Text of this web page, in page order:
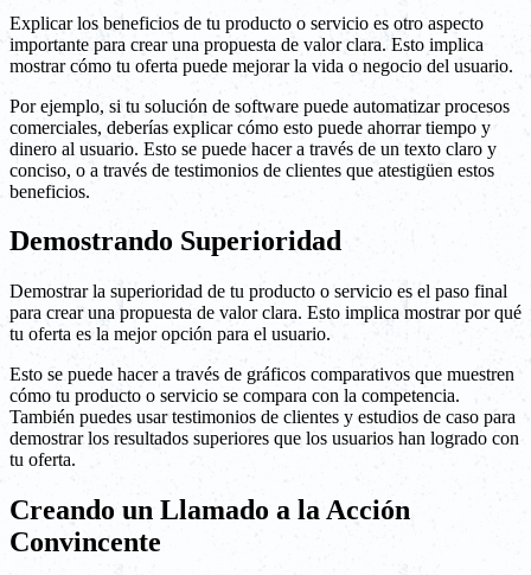
Explicar los beneficios de tu producto o servicio es otro aspecto
importante para crear una propuesta de valor clara. Esto implica
mostrar cómo tu oferta puede mejorar la vida o negocio del usuario.
Por ejemplo, si tu solución de software puede automatizar procesos
comerciales, deberías explicar cómo esto puede ahorrar tiempo y
dinero al usuario. Esto se puede hacer a través de un texto claro y
conciso, o a través de testimonios de clientes que atestigüen estos
beneficios.
Demostrando Superioridad
Demostrar la superioridad de tu producto o servicio es el paso final
para crear una propuesta de valor clara. Esto implica mostrar por qué
tu oferta es la mejor opción para el usuario.
Esto se puede hacer a través de gráficos comparativos que muestren
cómo tu producto o servicio se compara con la competencia.
También puedes usar testimonios de clientes y estudios de caso para
demostrar los resultados superiores que los usuarios han logrado con
tu oferta.
Creando un Llamado a la Acción
Convincente